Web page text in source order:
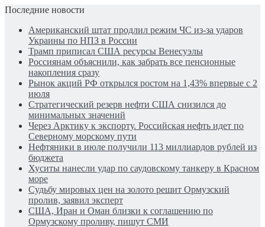
Последние новости
Американский штат продлил режим ЧС из-за ударов
Украины по НПЗ в России
Трамп приписал США ресурсы Венесуэлы
Россиянам объяснили, как забрать все пенсионные
накопления сразу
Рынок акций РФ открылся ростом на 1,43% впервые с 2
июля
Стратегический резерв нефти США снизился до
минимальных значений
Через Арктику к экспорту. Российская нефть идет по
Северному морскому пути
Нефтяники в июле получили 113 миллиардов рублей из
бюджета
Хуситы нанесли удар по саудовскому танкеру в Красном
море
Судьбу мировых цен на золото решит Ормузский
пролив, заявил эксперт
США, Иран и Оман близки к соглашению по
Ормузскому проливу, пишут СМИ